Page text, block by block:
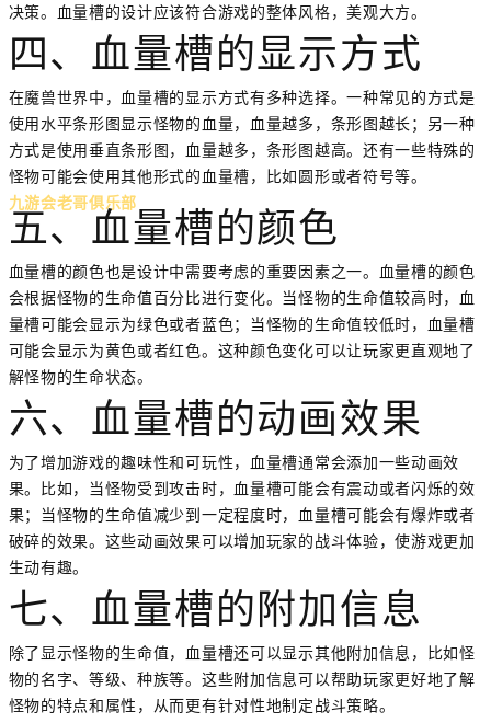
决策。血量槽的设计应该符合游戏的整体风格，美观大方。
四、血量槽的显示方式
在魔兽世界中，血量槽的显示方式有多种选择。一种常见的方式是
使用水平条形图显示怪物的血量，血量越多，条形图越长；另一种
方式是使用垂直条形图，血量越多，条形图越高。还有一些特殊的
怪物可能会使用其他形式的血量槽，比如圆形或者符号等。
九游会老哥俱乐部
五、血量槽的颜色
血量槽的颜色也是设计中需要考虑的重要因素之一。血量槽的颜色
会根据怪物的生命值百分比进行变化。当怪物的生命值较高时，血
量槽可能会显示为绿色或者蓝色；当怪物的生命值较低时，血量槽
可能会显示为黄色或者红色。这种颜色变化可以让玩家更直观地了
解怪物的生命状态。
六、血量槽的动画效果
为了增加游戏的趣味性和可玩性，血量槽通常会添加一些动画效
果。比如，当怪物受到攻击时，血量槽可能会有震动或者闪烁的效
果；当怪物的生命值减少到一定程度时，血量槽可能会有爆炸或者
破碎的效果。这些动画效果可以增加玩家的战斗体验，使游戏更加
生动有趣。
七、血量槽的附加信息
除了显示怪物的生命值，血量槽还可以显示其他附加信息，比如怪
物的名字、等级、种族等。这些附加信息可以帮助玩家更好地了解
怪物的特点和属性，从而更有针对性地制定战斗策略。